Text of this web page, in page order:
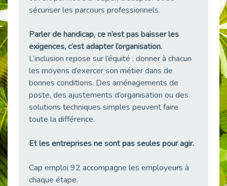
Publié le 27/04/2026
Publié le 24/04/2026
Publié le 23/04/2026
Témoignage : "Le maintien en emploi est un investissement, pas une contrainte."
Publié le 22/04/2026
L’équipe de Cap Emploi 92 s’agrandit : Bienvenue à Charmila, Khoudia et Fadila !
Publié le 20/04/2026
Publié le 20/04/2026
sécuriser les parcours professionnels.
Parler de handicap, ce n’est pas baisser les
exigences, c’est adapter l’organisation.
L’inclusion repose sur l’équité : donner à chacun
les moyens d’exercer son métier dans de
bonnes conditions. Des aménagements de
poste, des ajustements d’organisation ou des
solutions techniques simples peuvent faire
toute la différence.
Et les entreprises ne sont pas seules pour agir.
Cap emploi 92 accompagne les employeurs à
chaque étape.